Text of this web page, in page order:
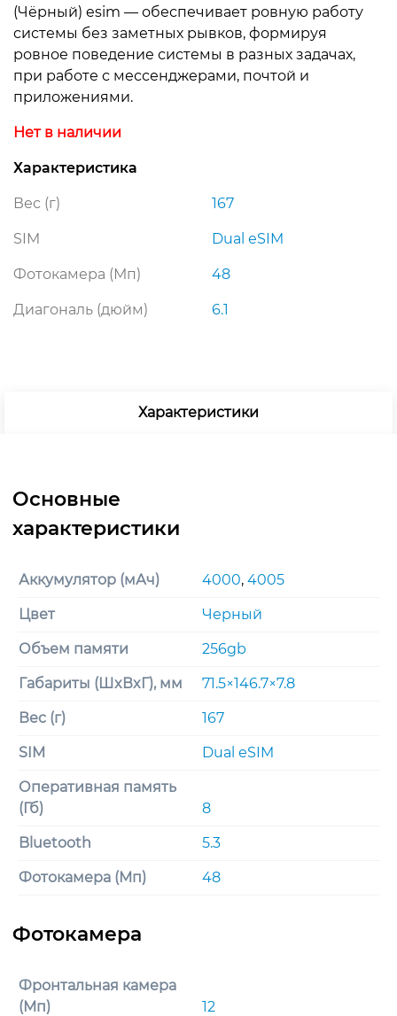
(Чёрный) esim — обеспечивает ровную работу
системы без заметных рывков, формируя
ровное поведение системы в разных задачах,
при работе с мессенджерами, почтой и
приложениями.
Нет в наличии
Характеристика
Вес (г) 167
SIM Dual еSIM
Фотокамера (Мп) 48
Диагональ (дюйм) 6.1
Характеристики
Аккумулятор (мАч) 4000, 4005
Цвет Черный
Объем памяти 256gb
Габариты (ШxВxГ), мм 71.5×146.7×7.8
Вес (г) 167
SIM Dual еSIM
Оперативная память
(Гб)
8
Bluetooth 5.3
Фотокамера (Мп) 48
Фронтальная камера
(Мп)
12